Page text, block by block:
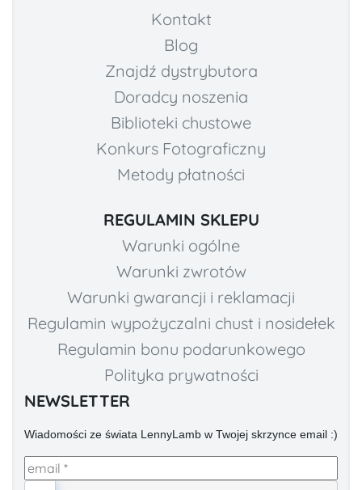
Kontakt
Blog
Znajdź dystrybutora
Doradcy noszenia
Biblioteki chustowe
Konkurs Fotograficzny
Metody płatności
REGULAMIN SKLEPU
Warunki ogólne
Warunki zwrotów
Warunki gwarancji i reklamacji
Regulamin wypożyczalni chust i nosidełek
Regulamin bonu podarunkowego
Polityka prywatności
NEWSLETTER
Wiadomości ze świata LennyLamb w Twojej skrzynce email :)